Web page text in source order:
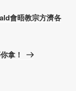
會晤教宗方濟各
拿！